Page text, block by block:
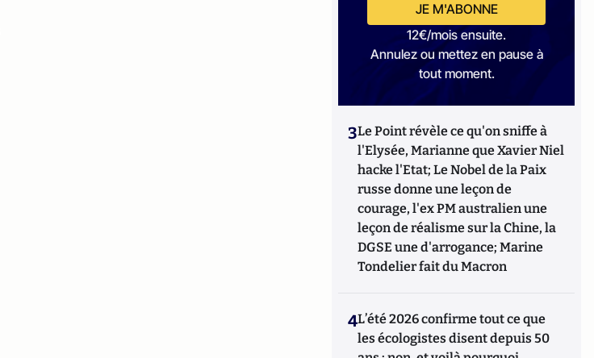
JE M'ABONNE
12€/mois ensuite.
Annulez ou mettez en pause à
tout moment.
3Le Point révèle ce qu'on sniffe à
l'Elysée, Marianne que Xavier Niel
hacke l'Etat; Le Nobel de la Paix
russe donne une leçon de
courage, l'ex PM australien une
leçon de réalisme sur la Chine, la
DGSE une d'arrogance; Marine
Tondelier fait du Macron
4L’été 2026 confirme tout ce que
les écologistes disent depuis 50